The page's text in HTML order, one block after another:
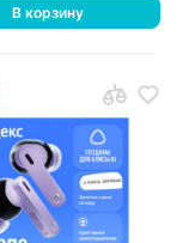
В корзину